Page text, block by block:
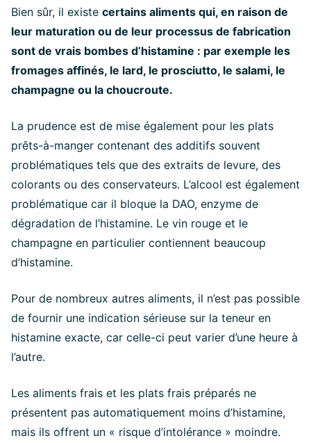
Bien sûr, il existe certains aliments qui, en raison de
leur maturation ou de leur processus de fabrication
sont de vrais bombes d’histamine : par exemple les
fromages affinés, le lard, le prosciutto, le salami, le
champagne ou la choucroute.
La prudence est de mise également pour les plats
prêts-à-manger contenant des additifs souvent
problématiques tels que des extraits de levure, des
colorants ou des conservateurs. L’alcool est également
problématique car il bloque la DAO, enzyme de
dégradation de l’histamine. Le vin rouge et le
champagne en particulier contiennent beaucoup
d’histamine.
Pour de nombreux autres aliments, il n’est pas possible
de fournir une indication sérieuse sur la teneur en
histamine exacte, car celle-ci peut varier d’une heure à
l’autre.
Les aliments frais et les plats frais préparés ne
présentent pas automatiquement moins d’histamine,
mais ils offrent un « risque d’intolérance » moindre.